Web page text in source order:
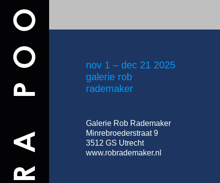
nov 1 – dec 21 2025
galerie rob
rademaker
Galerie Rob Rademaker
Minrebroederstraat 9
3512 GS Utrecht
www.robrademaker.nl